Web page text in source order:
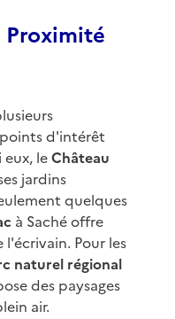
d'intérêt
leChâteau
jardins
quelques
à Saché offre
Pour les
naturel régional
des paysages
air.